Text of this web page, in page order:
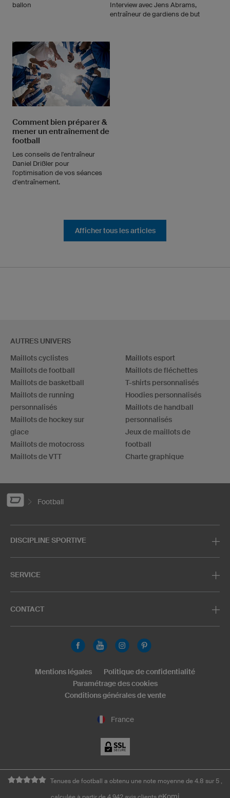
ballon
Interview avec Jens Abrams,
entraîneur de gardiens de but
Comment bien préparer &
mener un entraînement de
football
Les conseils de l'entraîneur
Daniel Drißler pour
l'optimisation de vos séances
d'entraînement.
Afficher tous les articles
AUTRES UNIVERS
Maillots cyclistes
Maillots de football
Maillots de basketball
Maillots de running
personnalisés
Maillots de hockey sur
glace
Maillots de motocross
Maillots de VTT
Maillots esport
Maillots de fléchettes
T-shirts personnalisés
Hoodies personnalisés
Maillots de handball
personnalisés
Jeux de maillots de
football
Charte graphique
Football
DISCIPLINE SPORTIVE
SERVICE
CONTACT
France
Mentions légales
Politique de confidentialité
Paramétrage des cookies
Conditions générales de vente
Tenues de football a obtenu une note moyenne de 4.8 sur 5 ,
calculée à partir de 4.942 avis clients eKomi